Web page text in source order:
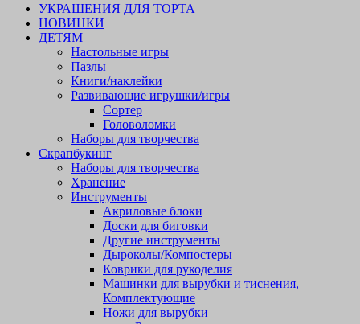
УКРАШЕНИЯ ДЛЯ ТОРТА
НОВИНКИ
ДЕТЯМ
Настольные игры
Пазлы
Книги/наклейки
Развивающие игрушки/игры
Сортер
Головоломки
Наборы для творчества
Скрапбукинг
Наборы для творчества
Хранение
Инструменты
Акриловые блоки
Доски для биговки
Другие инструменты
Дыроколы/Компостеры
Коврики для рукоделия
Машинки для вырубки и тиснения,
Комплектующие
Ножи для вырубки